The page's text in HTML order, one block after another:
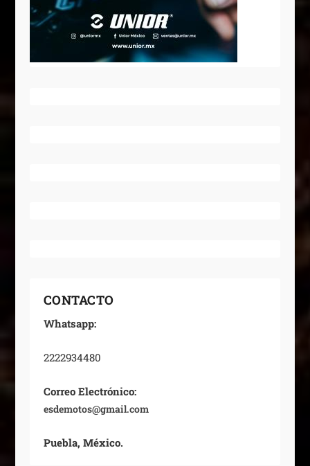
CONTACTO
Whatsapp:
2222934480
Correo Electrónico:
esdemotos@gmail.com
Puebla, México.